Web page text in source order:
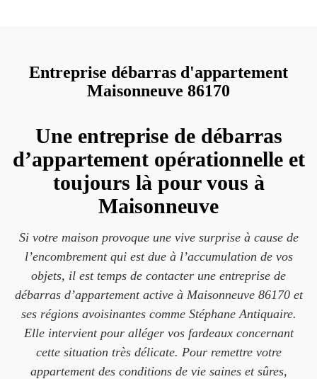
Entreprise débarras d'appartement
Maisonneuve 86170
Une entreprise de débarras
d’appartement opérationnelle et
toujours là pour vous à
Maisonneuve
Si votre maison provoque une vive surprise à cause de
l’encombrement qui est due à l’accumulation de vos
objets, il est temps de contacter une entreprise de
débarras d’appartement active à Maisonneuve 86170 et
ses régions avoisinantes comme Stéphane Antiquaire.
Elle intervient pour alléger vos fardeaux concernant
cette situation très délicate. Pour remettre votre
appartement des conditions de vie saines et sûres,